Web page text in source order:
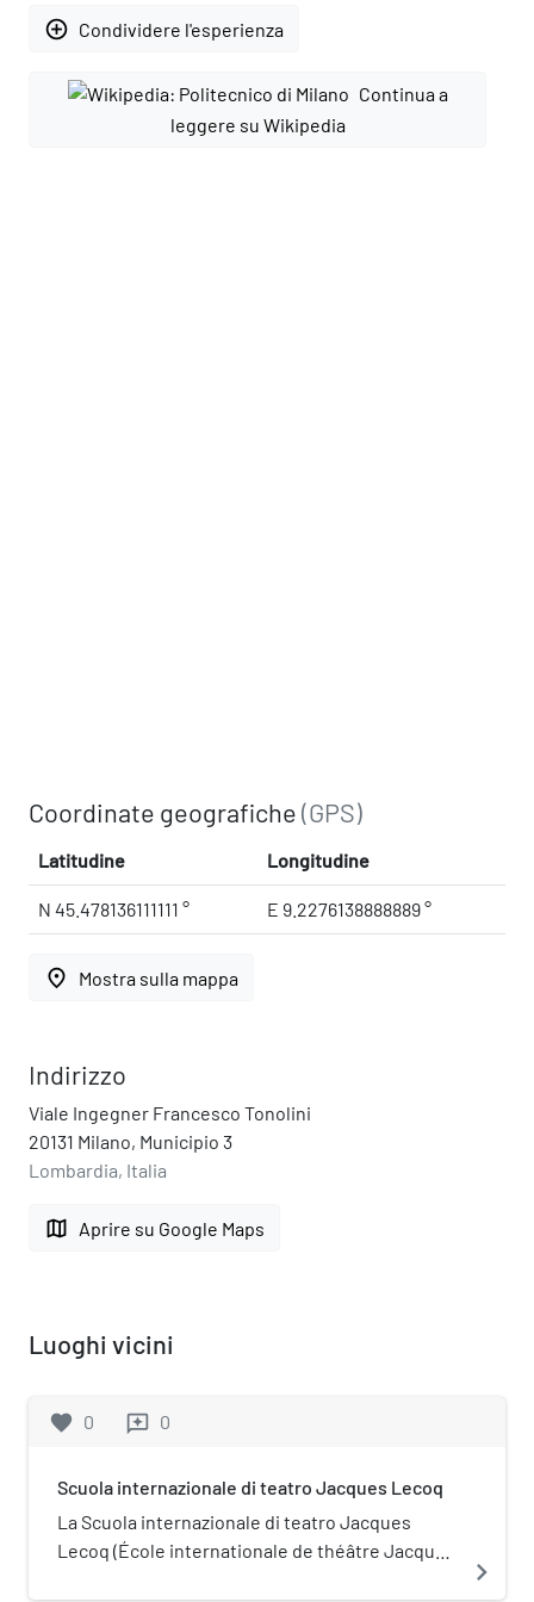
add_circle_outline Condividere l'esperienza
Continua a
leggere su Wikipedia
Coordinate geografiche(GPS)
Latitudine Longitudine
N 45.478136111111 ° E 9.2276138888889 °
place Mostra sulla mappa
Indirizzo
Viale Ingegner Francesco Tonolini
20131 Milano, Municipio 3
Lombardia, Italia
map Aprire su Google Maps
Luoghi vicini
favorite 0 reviews 0
Scuola internazionale di teatro Jacques Lecoq
La Scuola internazionale di teatro Jacques
Lecoq (École internationale de théâtre Jacques
navigate_next